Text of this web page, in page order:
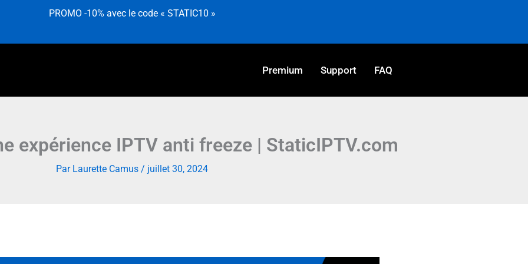
PROMO -10% avec le code « STATIC10 »
Premium Support FAQ
expérience IPTV anti freeze | StaticIPTV.com
Par Laurette Camus / juillet 30, 2024